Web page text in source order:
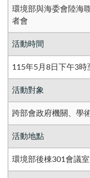
環境部與海委會陸海
者會
活動時間
115年5月8日下午3時
活動對象
跨部會政府機關、學
活動地點
環境部後棟301會議室